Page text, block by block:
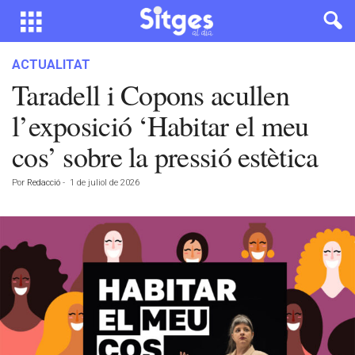
ACTUALITAT
Taradell i Copons acullen
l’exposició ‘Habitar el meu
cos’ sobre la pressió estètica
Por Redacció - 1 de juliol de 2026